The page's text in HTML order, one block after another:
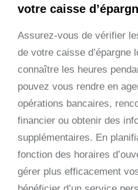
votre caisse
Assurez-vous de vérifier
de votre caisse d’épargne
connaître les heures
pouvez vous rendre en
opérations bancaires,
financier ou obtenir des
supplémentaires. En
fonction des horaires
gérer plus efficacement